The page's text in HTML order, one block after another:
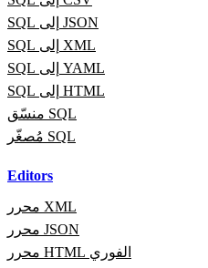
SQL إلى JSON
SQL إلى XML
SQL إلى YAML
SQL إلى HTML
منسّق SQL
مُصغّر SQL
Editors
محرر XML
محرر JSON
محرر HTML الفوري